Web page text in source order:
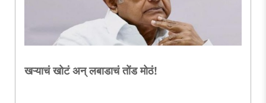
खऱ्याचं खोटं अन्‌‍ लबाडाचं तोंड मोठं!